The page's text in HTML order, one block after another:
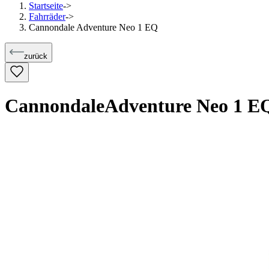
Startseite->
Fahrräder->
Cannondale Adventure Neo 1 EQ
zurück
CannondaleAdventure Neo 1